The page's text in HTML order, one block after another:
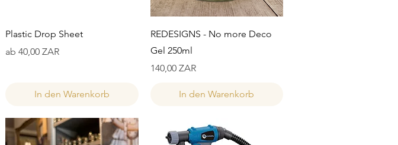
Schnellansicht
Plastic Drop Sheet
ab 40,00 ZAR
Sale-Preis
In den Warenkorb
Schnellansicht
REDESIGNS - No more Deco
Gel 250ml
Preis
140,00 ZAR
In den Warenkorb